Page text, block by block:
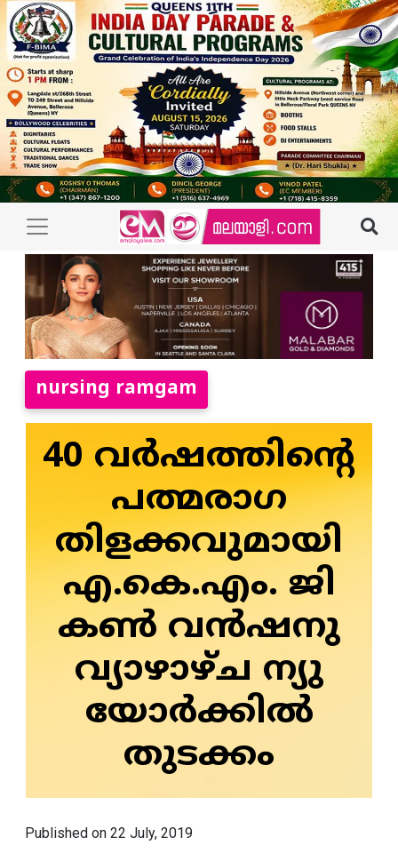
nursing ramgam
40 വര്‍ഷത്തിന്റെ
പത്മരാഗ
തിളക്കവുമായി
എ.കെ.എം. ജി
കണ്‍ വന്‍ഷനു
വ്യാഴാഴ്ച ന്യു
യോര്‍ക്കില്‍
തുടക്കം
Published on 22 July, 2019